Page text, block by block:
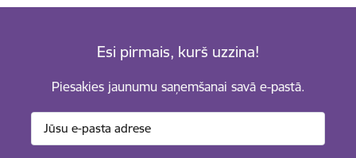
Esi pirmais, kurš uzzina!
Piesakies jaunumu saņemšanai savā e-pastā.